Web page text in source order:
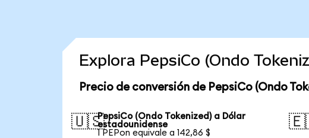
Explora PepsiCo (Ondo
Precio de conversión de PepsiCo (Ondo
🇺🇸PepsiCo (Ondo Tokenized) a Dólar
estadounidense
1 PEPon equivale a 142,86 $